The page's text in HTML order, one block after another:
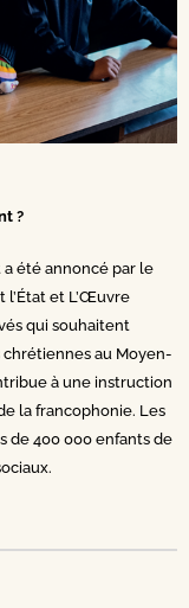
?
a été annoncé par le
l’État et L’Œuvre
qui souhaitent
au Moyen-
à une instruction
la francophonie. Les
de 400 000 enfants de